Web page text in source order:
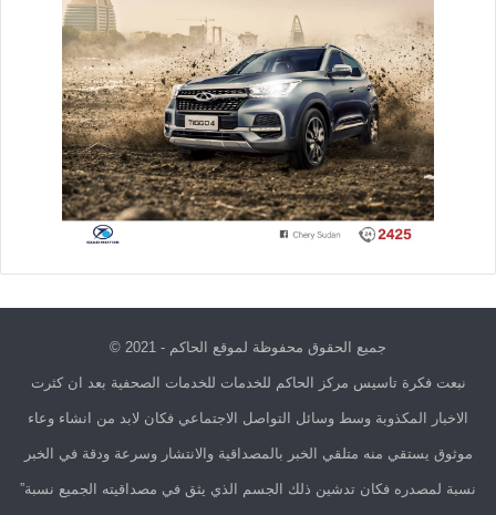
جميع الحقوق محفوظة لموقع الحاكم - 2021 ©
نبعت فكرة تاسيس مركز الحاكم للخدمات للخدمات الصحفية بعد ان كثرت
الاخبار المكذوبة وسط وسائل التواصل الاجتماعي فكان لابد من انشاء وعاء
موثوق يستقي منه متلقي الخبر بالمصداقية والانتشار وسرعة ودقة في الخبر
نسبة لمصدره فكان تدشين ذلك الجسم الذي يثق في مصداقيته الجميع نسبة”